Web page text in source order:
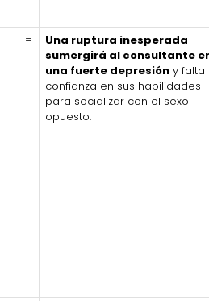
=
Una ruptura inesperada
sumergirá al consultante
una fuerte depresión y falta
confianza en sus habilidades
para socializar con el sexo
opuesto.